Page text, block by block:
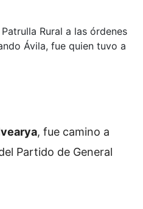
Rural a las órdenes
Ávila, fue quien tuvo a
, fue camino a
Partido de General